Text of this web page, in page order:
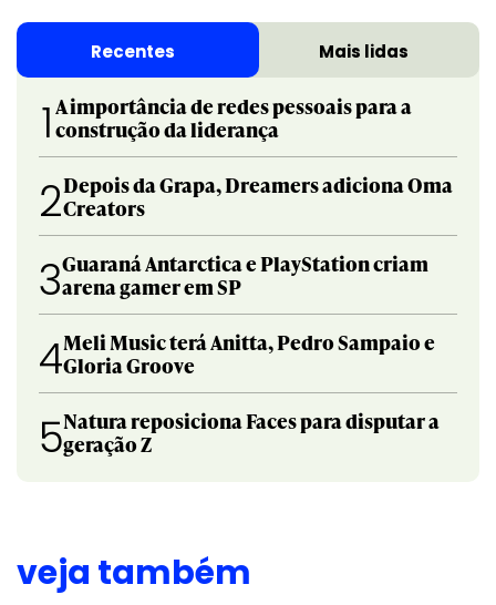
Recentes Mais lidas
1 A importância de redes pessoais para a
construção da liderança
2Depois da Grapa, Dreamers adiciona Oma
Creators
3Guaraná Antarctica e PlayStation criam
arena gamer em SP
4Meli Music terá Anitta, Pedro Sampaio e
Gloria Groove
5Natura reposiciona Faces para disputar a
geração Z
veja também